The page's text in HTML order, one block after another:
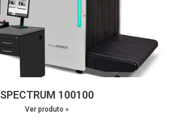
SPECTRUM 100100
Ver produto »